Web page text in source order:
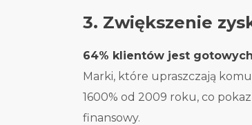
3. Zwiększenie
64% klientów jest
Marki, które upraszczają
1600% od 2009 roku, co
finansowy.